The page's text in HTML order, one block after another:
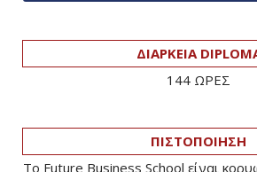
ΔΙΑΡΚΕΙΑ
144 ΩΡΕΣ
ΠΙΣΤΟΠΟΙΗΣΗ
Το Future Business School είναι